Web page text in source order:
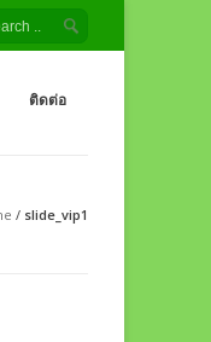
อกกำลังกายกลางแจ้ง
เดอร์ ชิงช้า อุโมงค์ จำหน่
ติดต่อ
/ slide_vip1